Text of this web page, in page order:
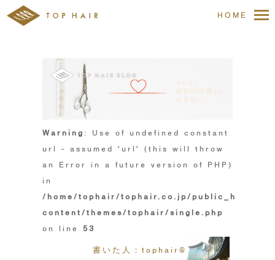
HOME
Warning : Use of undefined constant
url - assumed 'url' (this will throw
an Error in a future version of PHP)
in
/home/tophair/tophair.co.jp/public_html/
content/themes/tophair/single.php
on line 53
書いた人：tophair@